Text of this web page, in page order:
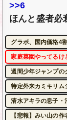
>>6
ほんと盛者必
グラボ、国内価格4
家庭菜園やってるけ
週間少年ジャンプの
特定外来カミキリ
清水アキラの息子・
【悲報】みい山の